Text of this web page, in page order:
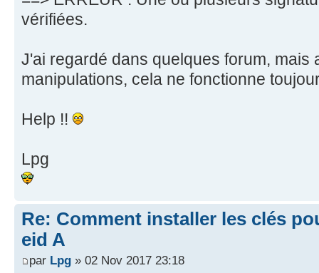
vérifiées.
J'ai regardé dans quelques forum, mais
manipulations, cela ne fonctionne
Help !!
Lpg
Re: Comment installer les clés
eid A
par Lpg » 02 Nov 2017 23:18